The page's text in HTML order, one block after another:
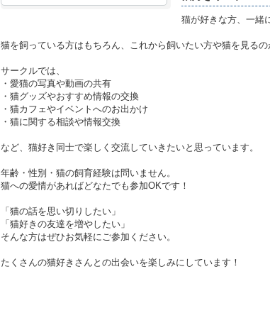
猫が好きな方、一緒
猫を飼っている方はもちろん、これから飼いたい方や猫を見るの
サークルでは、
・愛猫の写真や動画の共有
・猫グッズやおすすめ情報の交換
・猫カフェやイベントへのお出かけ
・猫に関する相談や情報交換
など、猫好き同士で楽しく交流していきたいと思っています。
年齢・性別・猫の飼育経験は問いません。
猫への愛情があればどなたでも参加OKです！
「猫の話を思い切りしたい」
「猫好きの友達を増やしたい」
そんな方はぜひお気軽にご参加ください。
たくさんの猫好きさんとの出会いを楽しみにしています！